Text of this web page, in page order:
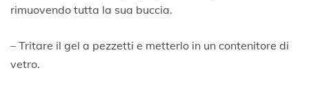
rimuovendo tutta la sua buccia.
– Tritare il gel a pezzetti e metterlo in un contenitore di
vetro.